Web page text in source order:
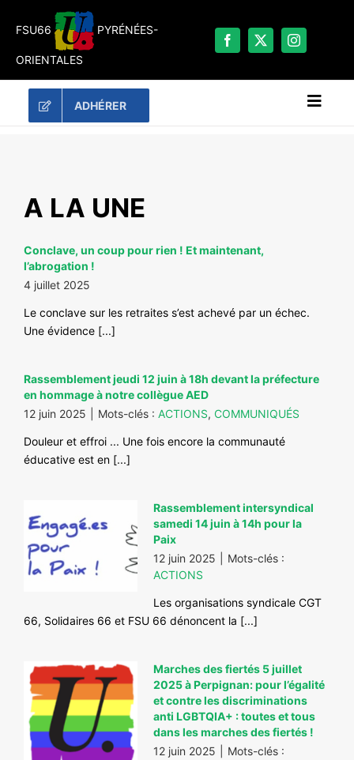
FSU66 PYRÉNÉES-
ORIENTALES
ADHÉRER
LA FSU 66
PUBLICATIONS
#VOS ÉLUES
#FORMATION
#COMMUNIQUÉS
#MÉDIAS
#PRESSE
A LA UNE
Conclave, un coup pour rien ! Et maintenant,
l’abrogation !
4 juillet 2025
Le conclave sur les retraites s’est achevé par un échec.
Une évidence [...]
Rassemblement jeudi 12 juin à 18h devant la préfecture
en hommage à notre collègue AED
12 juin 2025
Mots-clés : ACTIONS, COMMUNIQUÉS
Douleur et effroi ... Une fois encore la communauté
éducative est en [...]
Rassemblement intersyndical
samedi 14 juin à 14h pour la
Paix
12 juin 2025
Mots-clés :
ACTIONS
Les organisations syndicale CGT
66, Solidaires 66 et FSU 66 dénoncent la [...]
Marches des fiertés 5 juillet
2025 à Perpignan: pour l’égalité
et contre les discriminations
anti LGBTQIA+ : toutes et tous
dans les marches des fiertés !
12 juin 2025
Mots-clés :